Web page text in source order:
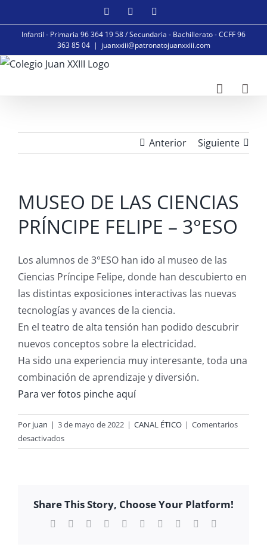
al
contenido
FacebookInstagram
Infantil - Primaria 96 364 19 58 / Secundaria - Bachillerato - CCFF 96
363 85 04 | juanxxiii@patronatojuanxxiii.com
Anterior Siguiente
MUSEO DE LAS CIENCIAS
PRÍNCIPE FELIPE – 3°ESO
Los alumnos de 3°ESO han ido al museo de las
Ciencias Príncipe Felipe, donde han descubierto en
las distintas exposiciones interactivas las nuevas
tecnologías y avances de la ciencia.
En el teatro de alta tensión han podido descubrir
nuevos conceptos sobre la electricidad.
Ha sido una experiencia muy interesante, toda una
combinación de aprendizaje y diversión.
Para ver fotos pinche aquí
Por juan | 3 de mayo de 2022 | CANAL ÉTICO | Comentarios
desactivadosen
MUSEO
PRÍNCIPE
FELIPE
Share This Story, Choose Your Platform!
Facebook Reddit LinkedInWhatsApp
TumblrPinterest Xing